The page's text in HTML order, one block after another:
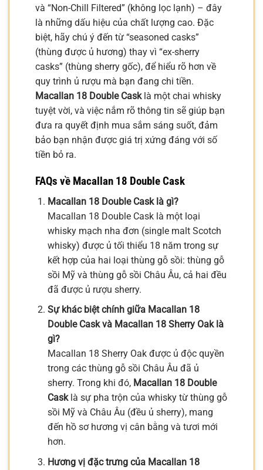
và “Non-Chill Filtered” (không lọc lạnh) – đây
là những dấu hiệu của chất lượng cao. Đặc
biệt, hãy chú ý đến từ “seasoned casks”
(thùng được ủ hương) thay vì “ex-sherry
casks” (thùng sherry gốc), để hiểu rõ hơn về
quy trình ủ rượu mà bạn đang chi tiền.
Macallan 18 Double Casklà một chai whisky
tuyệt vời, và việc nắm rõ thông tin sẽ giúp bạn
đưa ra quyết định mua sắm sáng suốt, đảm
bảo bạn nhận được giá trị xứng đáng với số
tiền bỏ ra.
FAQs về Macallan 18 Double Cask
Macallan 18 Double Cask là gì?
Macallan 18 Double Cask là một loại
whisky mạch nha đơn (single malt Scotch
whisky) được ủ tối thiểu 18 năm trong sự
kết hợp của hai loại thùng gỗ sồi: thùng gỗ
sồi Mỹ và thùng gỗ sồi Châu Âu, cả hai đều
đã được ủ rượu sherry.
Sự khác biệt chính giữa Macallan 18
Double Cask và Macallan 18 Sherry Oak là
gì?
Macallan 18 Sherry Oak được ủ độc quyền
trong các thùng gỗ sồi Châu Âu đã ủ
sherry. Trong khi đó, Macallan 18 Double
Casklà sự pha trộn của whisky từ thùng gỗ
sồi Mỹ và Châu Âu (đều ủ sherry), mang
đến hồ sơ hương vị cân bằng và tươi mới
hơn.
Hương vị đặc trưng của Macallan 18